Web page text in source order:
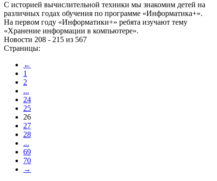
С историей вычислительной техники мы знакомим детей на
различных годах обучения по программе «Информатика+».
На первом году «Информатики+» ребята изучают тему
«Хранение информации в компьютере».
Новости 208 - 215 из 567
Страницы:
←
1
2
...
24
25
26
27
28
...
69
70
→